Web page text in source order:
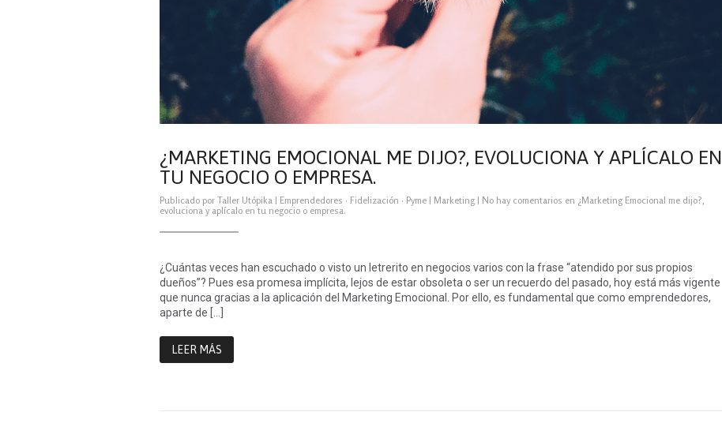
¿MARKETING EMOCIONAL ME DIJO?, EVOLUCIONA Y APLÍCALO EN
TU NEGOCIO O EMPRESA.
Publicado por Taller Utópika | Emprendedores · Fidelización · Pyme | Marketing | No hay comentarios en ¿Marketing Emocional me dijo?,
evoluciona y aplícalo en tu negocio o empresa.
¿Cuántas veces han escuchado o visto un letrerito en negocios varios con la frase “atendido por sus propios
dueños”? Pues esa promesa implícita, lejos de estar obsoleta o ser un recuerdo del pasado, hoy está más vigente
que nunca gracias a la aplicación del Marketing Emocional. Por ello, es fundamental que como emprendedores,
aparte de […]
LEER MÁS